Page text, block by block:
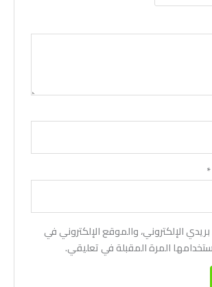
*
الإلكتروني، والموقع الإلكتروني في
المرة المقبلة في تعليقي.